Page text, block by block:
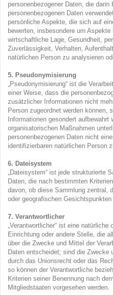
personenbezogener Daten, die
personenbezogenen Daten
persönliche Aspekte, die sich auf
bewerten, insbesondere um
wirtschaftliche Lage, Gesundheit,
Zuverlässigkeit, Verhalten,
natürlichen Person zu analysieren
5. Pseudonymisierung
„Pseudonymisierung“ ist die
einer Weise, dass die
zusätzlicher Informationen nicht
Person zugeordnet werden können,
Informationen gesondert
organisatorischen Maßnahmen
personenbezogenen Daten nicht
identifizierbaren natürlichen Person
6. Dateisystem
„Dateisystem“ ist jede strukturierte
Daten, die nach bestimmten
davon, ob diese Sammlung zentral,
oder geografischen Gesichtspunkten
7. Verantwortlicher
„Verantwortlicher“ ist eine
Einrichtung oder andere Stelle, die
über die Zwecke und Mittel der
Daten entscheidet; sind die Zwecke
durch das Unionsrecht oder das
so können der Verantwortliche
Kriterien seiner Benennung nach
Mitgliedstaaten vorgesehen werden.